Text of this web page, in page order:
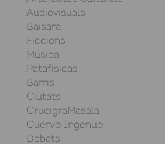
Audiovisuals
Baisara
Ficcions
Música
Patafísicas
Barris
Ciutats
CrucigraMasala
Cuervo Ingenuo
Debats